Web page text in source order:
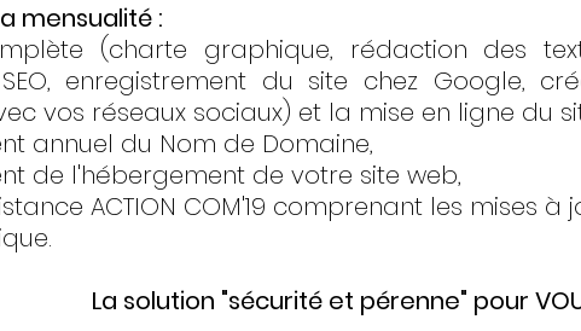
mensualité :
(charte graphique, rédaction des
enregistrement du site chez Google,
vos réseaux sociaux) et la mise en ligne du
annuel du Nom de Domaine,
de l'hébergement de votre site web,
ACTION COM'19 comprenant les mises à
La solution "sécurité et pérenne" pour